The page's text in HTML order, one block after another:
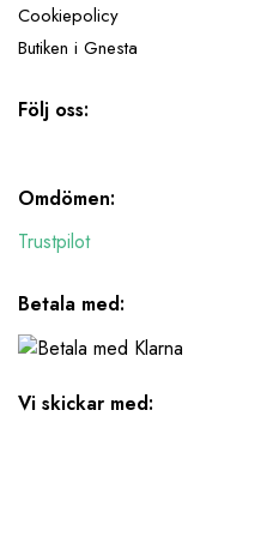
Cookiepolicy
Butiken i Gnesta
Följ oss:
Omdömen:
Trustpilot
Betala med:
Vi skickar med: